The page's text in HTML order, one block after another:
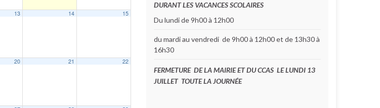
13 14 15
20 21 22
DURANT LES VACANCES SCOLAIRES
Du lundi de 9h00 à 12h00
du mardi au vendredi de 9h00 à 12h00 et de 13h30 à
16h30
FERMETURE DE LA MAIRIE ET DU CCAS LE LUNDI 13
JUILLET TOUTE LA JOURNÉE